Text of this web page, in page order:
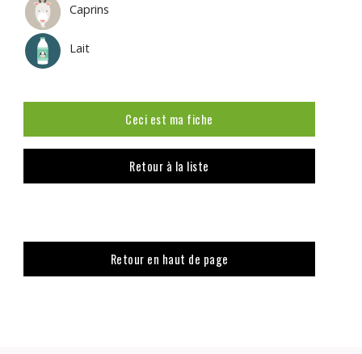
Caprins
Lait
Ceci est ma fiche
Retour à la liste
Retour en haut de page